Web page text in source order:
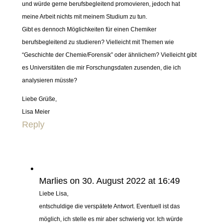
und würde gerne berufsbegleitend promovieren, jedoch hat
meine Arbeit nichts mit meinem Studium zu tun.
Gibt es dennoch Möglichkeiten für einen Chemiker
berufsbegleitend zu studieren? Vielleicht mit Themen wie
“Geschichte der Chemie/Forensik” oder ähnlichem? Vielleicht gibt
es Universitäten die mir Forschungsdaten zusenden, die ich
analysieren müsste?
Liebe Grüße,
Lisa Meier
Reply
Marlies on 30. August 2022 at 16:49
Liebe Lisa,
entschuldige die verspätete Antwort. Eventuell ist das
möglich, ich stelle es mir aber schwierig vor. Ich würde